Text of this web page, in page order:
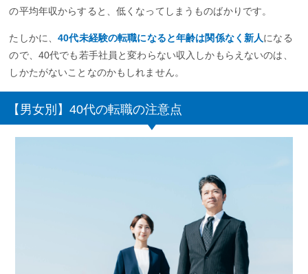
の平均年収からすると、低くなってしまうものばかりです。
たしかに、40代未経験の転職になると年齢は関係なく新人になる
ので、40代でも若手社員と変わらない収入しかもらえないのは、
しかたがないことなのかもしれません。
【男女別】40代の転職の注意点